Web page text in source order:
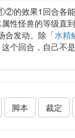
的效果1回合各能
怪兽的等级直到
合发动。除「水精
个回合，自己不
脚本 裁定